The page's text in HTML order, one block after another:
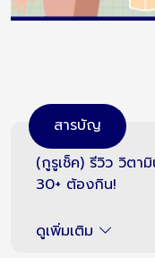
สารบัญ
(กูรูเช็ค) รีวิว วิตา
30+ ต้องกิน!
ดูเพิ่มเติม